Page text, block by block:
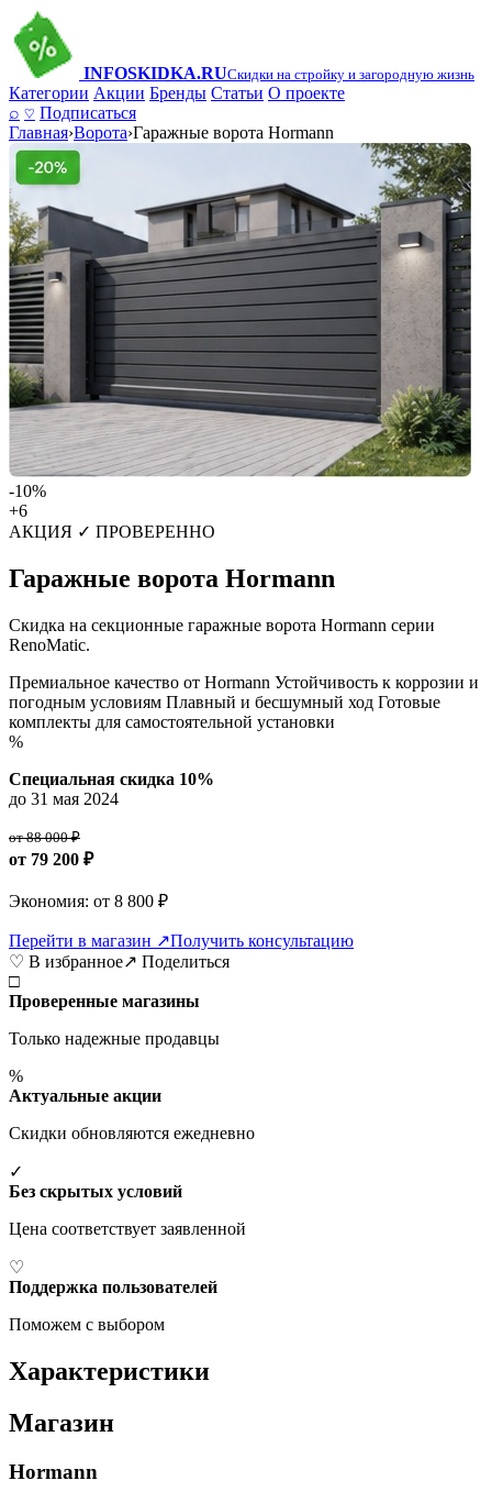
INFOSKIDKA.RUСкидки на стройку и загородную жизнь
Категории Акции Бренды Статьи О проекте
⌕ ♡ Подписаться
Главная›Ворота›Гаражные ворота Hormann
-10%
+6
АКЦИЯ ✓ ПРОВЕРЕННО
Гаражные ворота Hormann
Скидка на секционные гаражные ворота Hormann серии
RenoMatic.
Премиальное качество от Hormann Устойчивость к коррозии и
погодным условиям Плавный и бесшумный ход Готовые
комплекты для самостоятельной установки
%
Специальная скидка 10%
до 31 мая 2024
от 88 000 ₽
от 79 200 ₽
Экономия: от 8 800 ₽
Перейти в магазин ↗Получить консультацию
♡ В избранное↗ Поделиться
□
Проверенные магазины
Только надежные продавцы
%
Актуальные акции
Скидки обновляются ежедневно
✓
Без скрытых условий
Цена соответствует заявленной
♡
Поддержка пользователей
Поможем с выбором
Характеристики
Магазин
Hormann